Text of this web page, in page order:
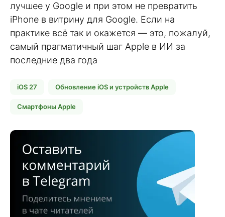
лучшее у Google и при этом не превратить
iPhone в витрину для Google. Если на
практике всё так и окажется — это, пожалуй,
самый прагматичный шаг Apple в ИИ за
последние два года
iOS 27 Обновление iOS и устройств Apple
Смартфоны Apple